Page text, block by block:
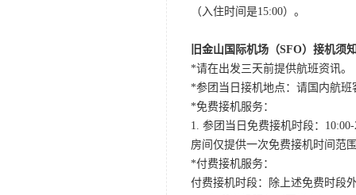
（入住时间是15:00）。
旧金山国际机场（SFO）接机须
*请在出发三天前提供航班资讯。
*参团当日接机地点：请国内航班
*免费接机服务：
1. 参团当日免费接机时段：
房间仅提供一次免费接机时间范
*付费接机服务：
付费接机时段：除上述免费时段